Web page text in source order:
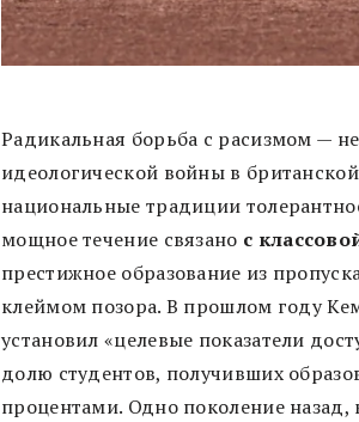
Радикальная борьба с расизмом —
идеологической войны в
национальные традиции
мощное течение связано с
престижное образование из
клеймом позора. В прошлом году
установил «целевые показатели
долю студентов, получивших
процентами. Одно поколение